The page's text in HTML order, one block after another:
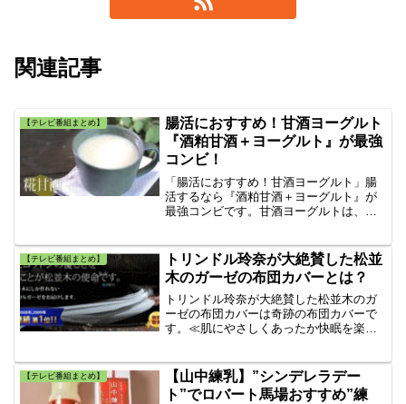
関連記事
【テレビ番組まとめ】
腸活におすすめ！甘酒ヨーグルト
『酒粕甘酒＋ヨーグルト』が最強
コンビ！
「腸活におすすめ！甘酒ヨーグルト」腸
活するなら『酒粕甘酒＋ヨーグルト』が
最強コンビです。甘酒ヨーグルトは、飲
＋ヨーグルト』が最強コンビ！レシピと
作り方を紹介した記事です。
【テレビ番組まとめ】
トリンドル玲奈が大絶賛した松並
木のガーゼの布団カバーとは？
トリンドル玲奈が大絶賛した松並木のガ
ーゼの布団カバーは奇跡の布団カバーで
す。≪肌にやさしくあったか快眠を楽し
【テレビ番組まとめ】
【山中練乳】”シンデレラデー
ト”でロバート馬場おすすめ”練